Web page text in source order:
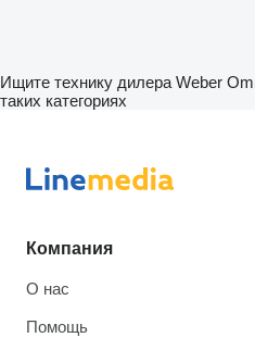
Ищите технику дилера Weber
таких категориях
Компания
О нас
Помощь